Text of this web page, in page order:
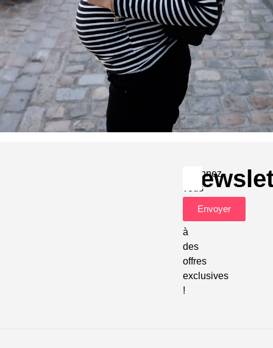
Abonnez-
vous
à
des
offres
exclusives
!
Envoyer